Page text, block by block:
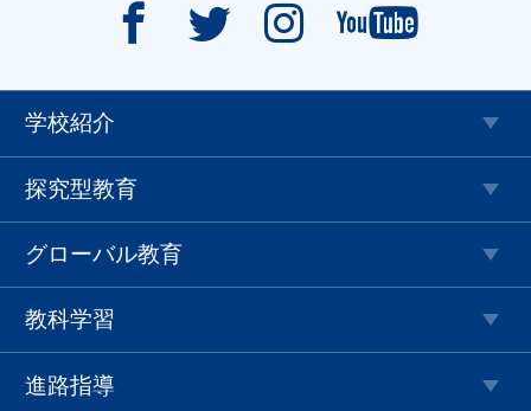
   
学校紹介
探究型教育
グローバル教育
教科学習
進路指導